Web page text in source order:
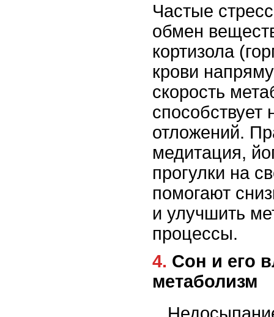
Частые
обмен
кортизола
крови
скорость
отложений.
медитация,
прогулки на
помогают
и улучшить
процессы.
4. Сон и его влияние на
метаболизм